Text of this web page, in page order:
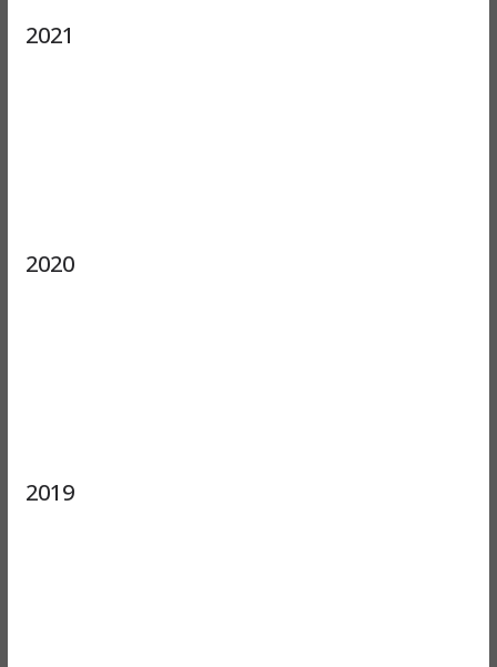
2021
2020
2019